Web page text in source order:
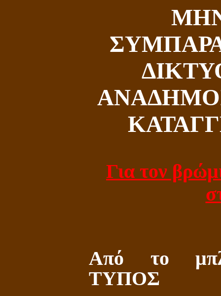
Για τον
Από το
ΤΥΠΟΣ